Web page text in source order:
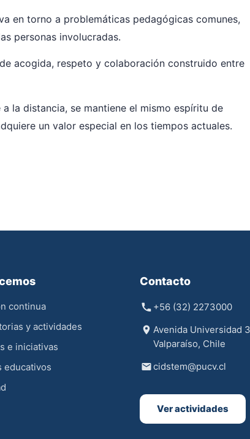
en torno a problemáticas pedagógicas comunes,
personas involucradas.
acogida, respeto y colaboración construido entre
la distancia, se mantiene el mismo espíritu de
un valor especial en los tiempos actuales.
continua
y actividades
e iniciativas
educativos
Contacto
+56 (32) 2273000
Avenida Universidad
Valparaíso, Chile
cidstem@pucv.cl
Ver actividades